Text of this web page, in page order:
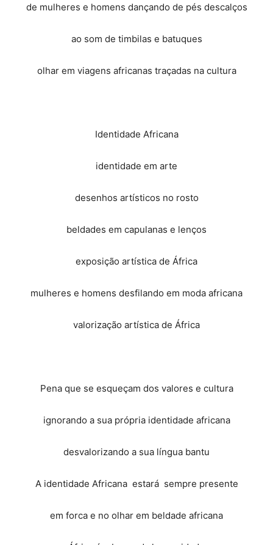
de mulheres e homens dançando de pés descalços
ao som de timbilas e batuques
olhar em viagens africanas traçadas na cultura
Identidade Africana
identidade em arte
desenhos artísticos no rosto
beldades em capulanas e lenços
exposição artística de África
mulheres e homens desfilando em moda africana
valorização artística de África
Pena que se esqueçam dos valores e cultura
ignorando a sua própria identidade africana
desvalorizando a sua língua bantu
A identidade Africana estará sempre presente
em forca e no olhar em beldade africana